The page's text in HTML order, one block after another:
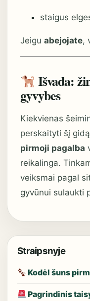
Straipsnyje
Kodėl šuns
Pagrindinis
staigus
Jeigu abejojate,
Išvada:
gyvybes
Kiekvienas
perskaityti šį
pirmoji pagalba
reikalinga.
veiksmai pagal
gyvūnui sulaukti